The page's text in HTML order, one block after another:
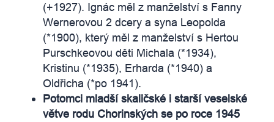
(+1927). Ignác měl z manželství s Fanny
Wernerovou 2 dcery a syna Leopolda
(*1900), který měl z manželství s Hertou
Purschkeovou děti Michala (*1934),
Kristinu (*1935), Erharda (*1940) a
Oldřicha (*po 1941).
Potomci mladší skaličské i starší veselské
větve rodu Chorinských se po roce 1945